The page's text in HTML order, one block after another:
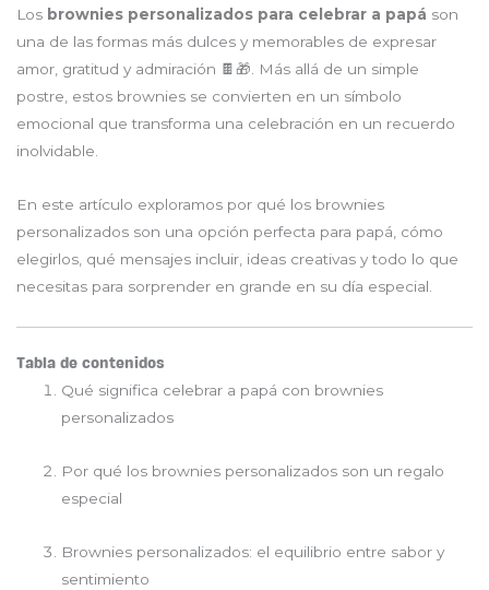
Los brownies personalizados para celebrar a papá son
una de las formas más dulces y memorables de expresar
amor, gratitud y admiración 🍫🎁. Más allá de un simple
postre, estos brownies se convierten en un símbolo
emocional que transforma una celebración en un recuerdo
inolvidable.
En este artículo exploramos por qué los brownies
personalizados son una opción perfecta para papá, cómo
elegirlos, qué mensajes incluir, ideas creativas y todo lo que
necesitas para sorprender en grande en su día especial.
Tabla de contenidos
Qué significa celebrar a papá con brownies
personalizados
Por qué los brownies personalizados son un regalo
especial
Brownies personalizados: el equilibrio entre sabor y
sentimiento